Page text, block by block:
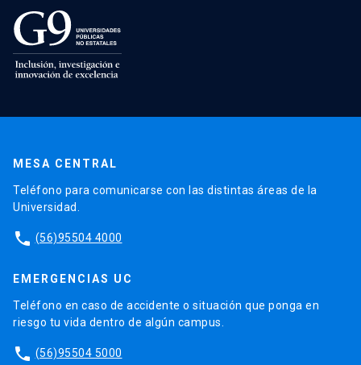
MESA CENTRAL
Teléfono para comunicarse con las distintas áreas de la
Universidad.
phone (56)95504 4000
EMERGENCIAS UC
Teléfono en caso de accidente o situación que ponga en
riesgo tu vida dentro de algún campus.
phone (56)95504 5000